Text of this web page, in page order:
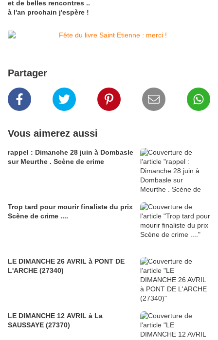
et de belles rencontres ..
à l'an prochain j'espère !
Partager
Vous aimerez aussi
rappel : Dimanche 28 juin à Dombasle
sur Meurthe . Scène de crime
Trop tard pour mourir finaliste du prix
Scène de crime ....
LE DIMANCHE 26 AVRIL à PONT DE
L'ARCHE (27340)
LE DIMANCHE 12 AVRIL à La
SAUSSAYE (27370)